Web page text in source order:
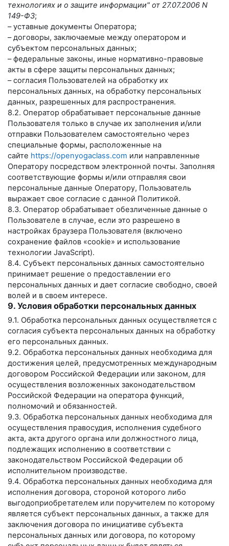
технологиях и о защите информации" от 27.07.2006 N
149-ФЗ;
– уставные документы Оператора;
– договоры, заключаемые между оператором и
субъектом персональных данных;
– федеральные законы, иные нормативно-правовые
акты в сфере защиты персональных данных;
– согласия Пользователей на обработку их
персональных данных, на обработку персональных
данных, разрешенных для распространения.
8.2. Оператор обрабатывает персональные данные
Пользователя только в случае их заполнения и/или
отправки Пользователем самостоятельно через
специальные формы, расположенные на
сайте https://openyogaclass.com или направленные
Оператору посредством электронной почты. Заполняя
соответствующие формы и/или отправляя свои
персональные данные Оператору, Пользователь
выражает свое согласие с данной Политикой.
8.3. Оператор обрабатывает обезличенные данные о
Пользователе в случае, если это разрешено в
настройках браузера Пользователя (включено
сохранение файлов «cookie» и использование
технологии JavaScript).
8.4. Субъект персональных данных самостоятельно
принимает решение о предоставлении его
персональных данных и дает согласие свободно, своей
волей и в своем интересе.
9. Условия обработки персональных данных
9.1. Обработка персональных данных осуществляется с
согласия субъекта персональных данных на обработку
его персональных данных.
9.2. Обработка персональных данных необходима для
достижения целей, предусмотренных международным
договором Российской Федерации или законом, для
осуществления возложенных законодательством
Российской Федерации на оператора функций,
полномочий и обязанностей.
9.3. Обработка персональных данных необходима для
осуществления правосудия, исполнения судебного
акта, акта другого органа или должностного лица,
подлежащих исполнению в соответствии с
законодательством Российской Федерации об
исполнительном производстве.
9.4. Обработка персональных данных необходима для
исполнения договора, стороной которого либо
выгодоприобретателем или поручителем по которому
является субъект персональных данных, а также для
заключения договора по инициативе субъекта
персональных данных или договора, по которому